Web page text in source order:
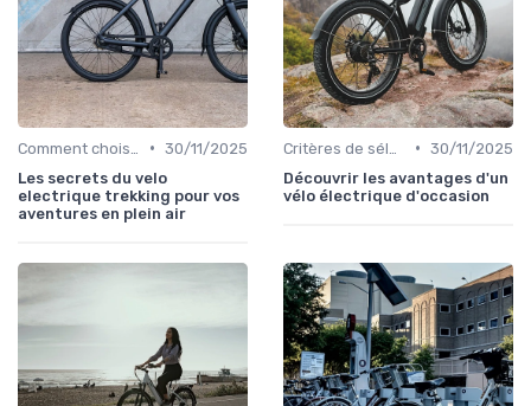
• 30/11/2025
Les secrets du velo
electrique trekking pour vos
aventures en plein air
• 30/11/2025
Découvrir les avantages d'un
vélo électrique d'occasion